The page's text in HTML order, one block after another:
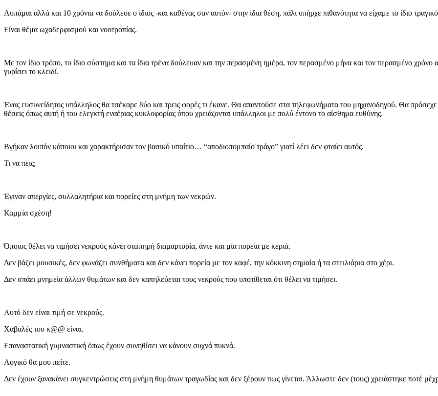
Λυπάμαι αλλά και 10 χρόνια να δούλευε ο ίδιος -και καθένας σαν αυτόν- στην ίδια θέση, πάλι υπήρχε πιθανότητα να είχαμε το ίδιο
Είναι θέμα ωχαδερφισμού και νοοτροπίας.
Με τον ίδιο τρόπο, το ίδιο σύστημα και τα ίδια τρένα δούλευαν και την περασμένη ημέρα, τον περασμένο μήνα και τον περασμένο
γυρίσει το κλειδί.
Ένας ευσυνείδητος υπάλληλος θα τσέκαρε δύο και τρεις φορές τι έκανε. Θα απαντούσε στα τηλεφωνήματα του μηχανοδηγού. Θα
θέσεις όπως αυτή ή του ελεγκτή εναέριας κυκλοφορίας όπου χρειάζονται υπάλληλοι με πολύ έντονο το αίσθημα ευθύνης.
Βγήκαν λοιπόν κάποιοι και χαρακτήρισαν τον βασικό υπαίτιο… “αποδιοπομπαίο τράγο” γιατί λέει δεν φταίει αυτός.
Τι να πεις;
Έγιναν απεργίες, συλλαλητήρια και πορείες στη μνήμη των νεκρών.
Καμμία σχέση!
Όποιος θέλει να τιμήσει νεκρούς κάνει σιωπηρή διαμαρτυρία, άντε και μία πορεία με κεριά.
Δεν βάζει μουσικές, δεν φωνάζει συνθήματα και δεν κάνει πορεία με τον καφέ, την κόκκινη σημαία ή τα στειλιάρια στο χέρι.
Δεν σπάει μνημεία άλλων θυμάτων και δεν καπηλεύεται τους νεκρούς που υποτίθεται ότι θέλει να τιμήσει.
Αυτό δεν είναι τιμή σε νεκρούς.
Χαβαλές του κ@@ είναι.
Επαναστατική γυμναστική όπως έχουν συνηθίσει να κάνουν συχνά πυκνά.
Λογικό θα μου πείτε.
Δεν έχουν ξανακάνει συγκεντρώσεις στη μνήμη θυμάτων τραγωδίας και δεν ξέρουν πως γίνεται. Άλλωστε δεν (τους) χρειάστηκε ποτέ